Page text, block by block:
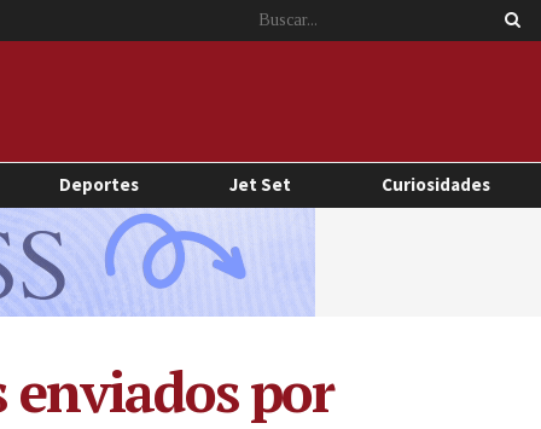
Deportes Jet Set Curiosidades
enviados por